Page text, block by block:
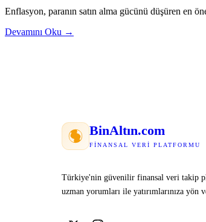
Enflasyon, paranın satın alma gücünü düşüren en
Devamını Oku →
BinAltın.com
FINANSAL VERI PLATFORMU
Türkiye'nin güvenilir finansal veri takip
uzman yorumları ile yatırımlarınıza yön